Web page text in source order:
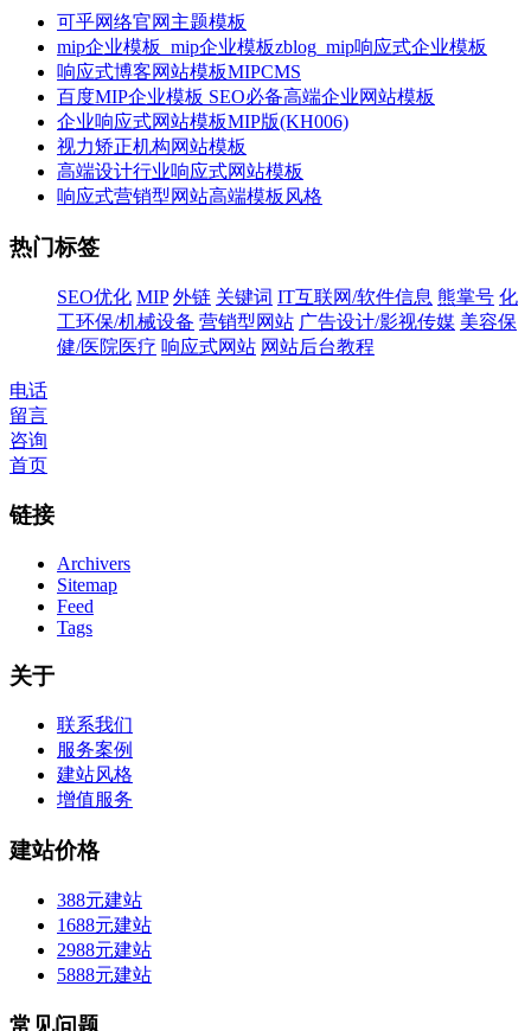
可乎网络官网主题模板
mip企业模板_mip企业模板zblog_mip响应式企业模板
响应式博客网站模板MIPCMS
百度MIP企业模板 SEO必备高端企业网站模板
企业响应式网站模板MIP版(KH006)
视力矫正机构网站模板
高端设计行业响应式网站模板
响应式营销型网站高端模板风格
热门标签
SEO优化 MIP 外链 关键词 IT互联网/软件信息 熊掌号 化
工环保/机械设备 营销型网站 广告设计/影视传媒 美容保
健/医院医疗 响应式网站 网站后台教程
电话
留言
咨询
首页
链接
Archivers
Sitemap
Feed
Tags
关于
联系我们
服务案例
建站风格
增值服务
建站价格
388元建站
1688元建站
2988元建站
5888元建站
常见问题